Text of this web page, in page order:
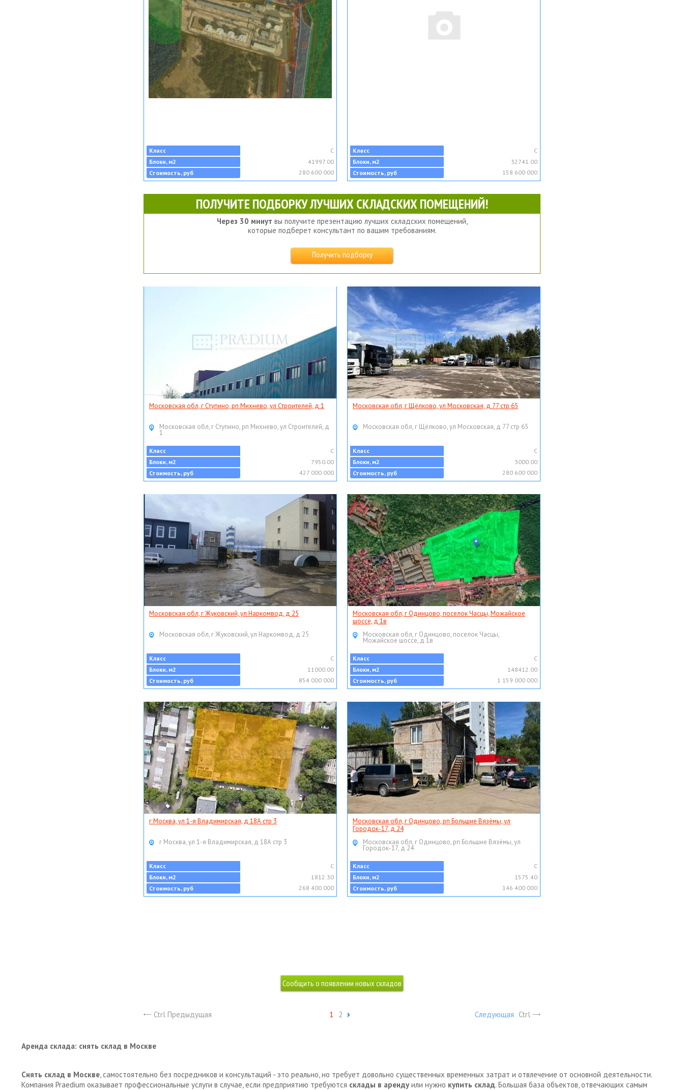
Класс
C
Блоки, м2
41997.00
Стоимость, руб
280 600 000
Класс
C
Блоки, м2
32741.00
Стоимость, руб
158 600 000
ПОЛУЧИТЕ ПОДБОРКУ ЛУЧШИХ СКЛАДСКИХ ПОМЕЩЕНИЙ!
Через 30 минут вы получите презентацию лучших складских помещений,
которые подберет консультант по вашим требованиям.
Получить подборку
Московская обл, г Ступино, рп Михнево, ул Строителей, д 1
Московская обл, г Ступино, рп Михнево, ул Строителей, д
1
Класс
C
Блоки, м2
7950.00
Стоимость, руб
427 000 000
Московская обл, г Щёлково, ул Московская, д 77 стр 65
Московская обл, г Щёлково, ул Московская, д 77 стр 65
Класс
C
Блоки, м2
3000.00
Стоимость, руб
280 600 000
Московская обл, г Жуковский, ул Наркомвод, д 25
Московская обл, г Жуковский, ул Наркомвод, д 25
Класс
C
Блоки, м2
11000.00
Стоимость, руб
854 000 000
Московская обл, г Одинцово, поселок Часцы, Можайское
шоссе, д 1в
Московская обл, г Одинцово, поселок Часцы,
Можайское шоссе, д 1в
Класс
C
Блоки, м2
148412.00
Стоимость, руб
1 159 000 000
г Москва, ул 1-я Владимирская, д 18А стр 3
г Москва, ул 1-я Владимирская, д 18А стр 3
Класс
C
Блоки, м2
1812.30
Стоимость, руб
268 400 000
Московская обл, г Одинцово, рп Большие Вязёмы, ул
Городок-17, д 24
Московская обл, г Одинцово, рп Большие Вязёмы, ул
Городок-17, д 24
Класс
C
Блоки, м2
1575.40
Стоимость, руб
146 400 000
Ctrl Предыдущая 1 2 Следующая Ctrl
Аренда склада: снять склад в Москве
Снять склад в Москве, самостоятельно без посредников и консультаций - это реально, но требует довольно существенных временных затрат и отвлечение от основной деятельности.
Компания Praedium оказывает профессиональные услуги в случае, если предприятию требуются склады в аренду или нужно купить склад. Большая база объектов, отвечающих самым